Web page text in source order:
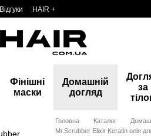
Відгуки HAIR +
Фінішні
маски
Домашній
догляд
за
Головна Каталог
Mr.Scrubber Elixir Keratin олія